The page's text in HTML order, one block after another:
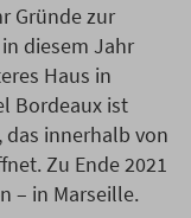
Gründe zur
diesem Jahr
Haus in
Bordeaux ist
das innerhalb von
Zu Ende 2021
– in Marseille.